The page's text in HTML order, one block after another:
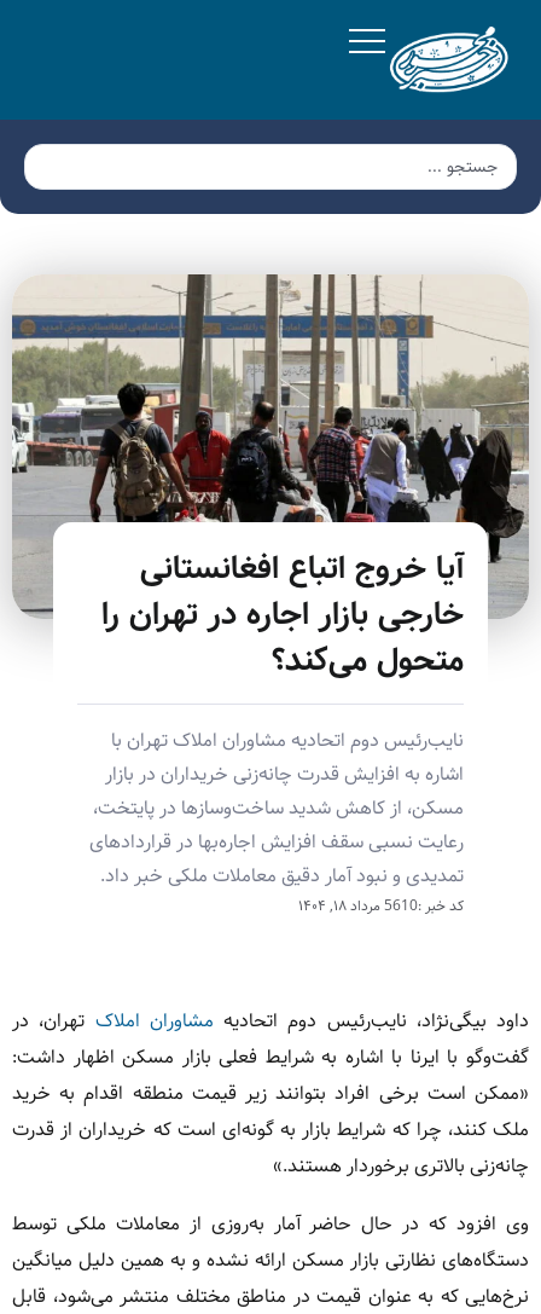
آیا خروج اتباع افغانستانی
خارجی بازار اجاره در تهران را
متحول می‌کند؟
نایب‌رئیس دوم اتحادیه مشاوران املاک تهران با
اشاره به افزایش قدرت چانه‌زنی خریداران در بازار
مسکن، از کاهش شدید ساخت‌وسازها در پایتخت،
رعایت نسبی سقف افزایش اجاره‌بها در قراردادهای
تمدیدی و نبود آمار دقیق معاملات ملکی خبر داد.
کد خبر :5610 مرداد ۱۸, ۱۴۰۴
داود بیگی‌نژاد، نایب‌رئیس دوم اتحادیه مشاوران املاک تهران، در
گفت‌وگو با ایرنا با اشاره به شرایط فعلی بازار مسکن اظهار داشت:
«ممکن است برخی افراد بتوانند زیر قیمت منطقه اقدام به خرید
ملک کنند، چرا که شرایط بازار به گونه‌ای است که خریداران از قدرت
چانه‌زنی بالاتری برخوردار هستند.»
وی افزود که در حال حاضر آمار به‌روزی از معاملات ملکی توسط
دستگاه‌های نظارتی بازار مسکن ارائه نشده و به همین دلیل میانگین
نرخ‌هایی که به عنوان قیمت در مناطق مختلف منتشر می‌شود، قابل